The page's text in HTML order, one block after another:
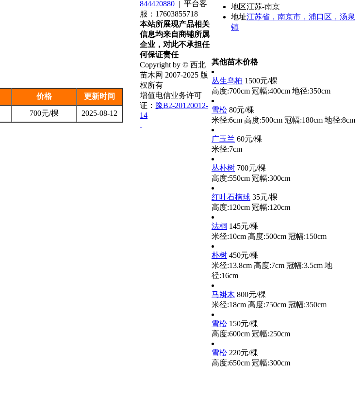
地区江苏-南京
地址江苏省，南京市，浦口区，汤泉
镇
价格 更新时间
700元/棵
2025-08-12
其他苗木价格
丛生乌桕 1500元/棵
高度:700cm 冠幅:400cm 地径:350cm
雪松 80元/棵
米径:6cm 高度:500cm 冠幅:180cm 地径:8cm
广玉兰 60元/棵
米径:7cm
丛朴树 700元/棵
高度:550cm 冠幅:300cm
红叶石楠球 35元/棵
高度:120cm 冠幅:120cm
法桐 145元/棵
米径:10cm 高度:500cm 冠幅:150cm
朴树 450元/棵
米径:13.8cm 高度:7cm 冠幅:3.5cm 地
径:16cm
马褂木 800元/棵
米径:18cm 高度:750cm 冠幅:350cm
雪松 150元/棵
高度:600cm 冠幅:250cm
雪松 220元/棵
高度:650cm 冠幅:300cm
844420880 | 平台客
服：17603855718
本站所展现产品相关
信息均来自商铺所属
企业，对此不承担任
何保证责任
Copyright by © 西北
苗木网 2007-2025 版
权所有
增值电信业务许可
证： 豫B2-20120012-
14